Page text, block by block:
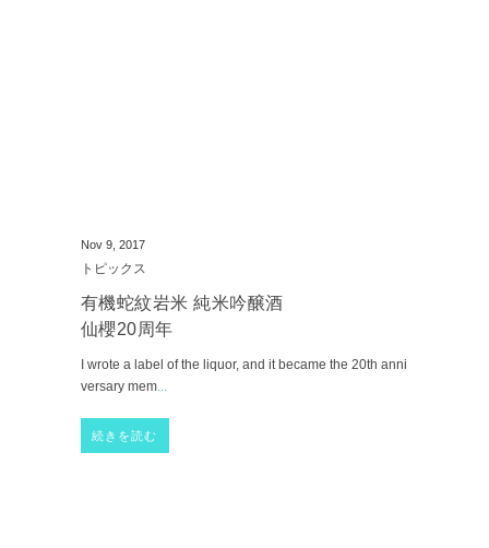
Nov 9, 2017
トピックス
有機蛇紋岩米 純米吟醸酒
仙櫻20周年
I wrote a label of the liquor, and it became the 20th anni
versary mem...
続きを読む